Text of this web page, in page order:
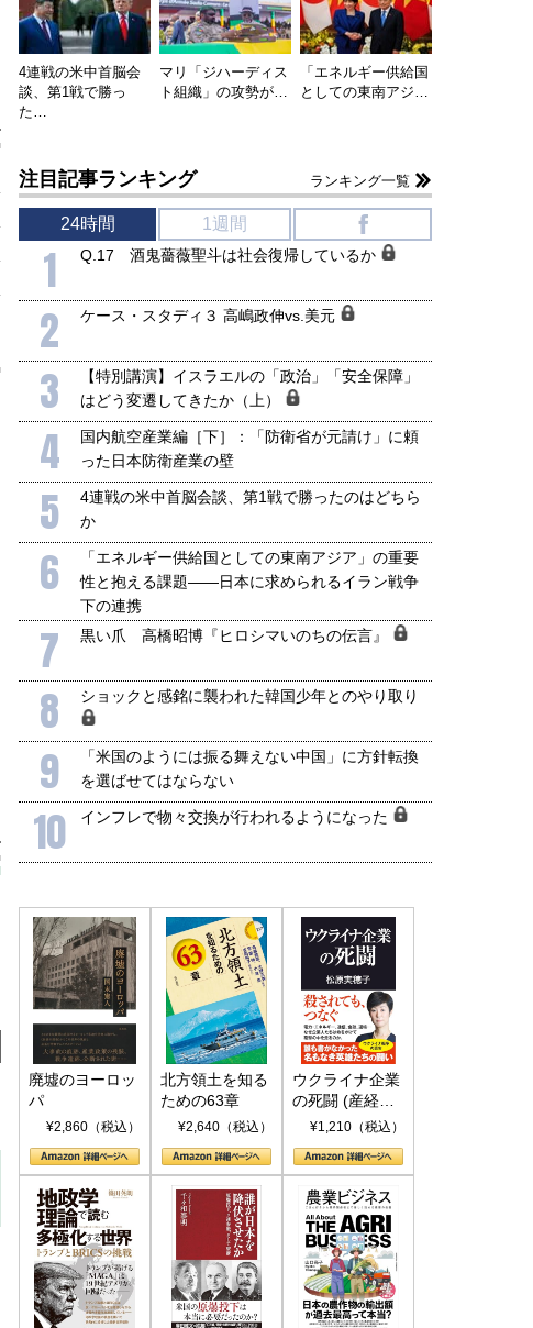
韓国にも理解してほしい「極東
1905年体制」における日米韓安
全保障協力の意味
千々和泰明
2026年5月15日
ホルムズ海峡危機で加速したエ
ネルギー転換が「中国依存」に
行き着くリスク
小山堅
2026年5月14日
4連戦の米中首脳会
談、第1戦で勝っ
た…
マリ「ジハーディス
ト組織」の攻勢が…
「エネルギー供給国
としての東南アジ…
注目記事ランキング ランキング一覧
24時間 1週間
1 Q.17 酒鬼薔薇聖斗は社会復帰しているか
2 ケース・スタディ３ 高嶋政伸vs.美元
3
【特別講演】イスラエルの「政治」「安全保障」
はどう変遷してきたか（上）
4
国内航空産業編［下］：「防衛省が元請け」に頼
った日本防衛産業の壁
5
4連戦の米中首脳会談、第1戦で勝ったのはどちら
か
6
「エネルギー供給国としての東南アジア」の重要
性と抱える課題――日本に求められるイラン戦争
下の連携
7 黒い爪 高橋昭博『ヒロシマいのちの伝言』
8 ショックと感銘に襲われた韓国少年とのやり取り
9
「米国のようには振る舞えない中国」に方針転換
を選ばせてはならない
10 インフレで物々交換が行われるようになった
廃墟のヨーロッ
パ
¥2,860（税込）
北方領土を知る
ための63章
¥2,640（税込）
ウクライナ企業
の死闘 (産経セ
レクト S 039)
¥1,210（税込）